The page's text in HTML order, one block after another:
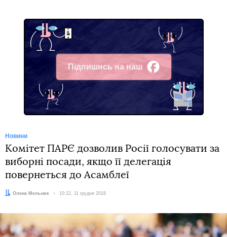
Підпишись на наш
Facebook
Новини
Комітет ПАРЄ дозволив Росії голосувати за
виборні посади, якщо її делегація
повернеться до Асамблеї
Автор:
Олена Мельник Дата:
10:22, 11 грудня 2018